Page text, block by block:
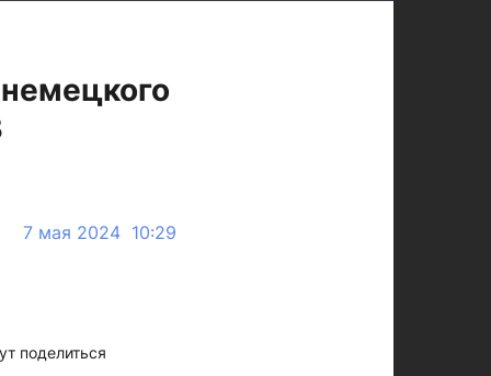
7 мая 2024 10:29
поделиться